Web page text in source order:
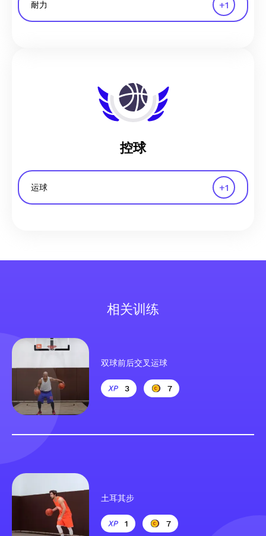
耐力 +1
控球
运球 +1
相关训练
双球前后交叉运球
3 7
土耳其步
1 7